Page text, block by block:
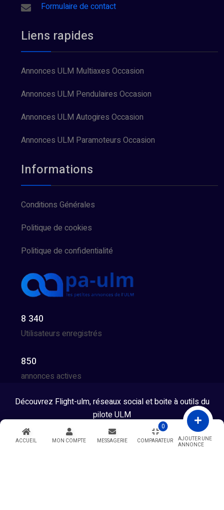
ACCUEIL MON COMPTE MESSAGERIE COMPARATEUR
0
AJOUTER UNE
ANNONCE
Formulaire de contact
Liens rapides
Annonces ULM Multiaxes Occasion
Annonces ULM Pendulaires Occasion
Annonces ULM Autogires Occasion
Annonces ULM Paramoteurs Occasion
Informations
Conditions Générales
Politique de cookies
Politique de confidentialité
8 340
Utilisateurs enregistrés
850
annonces actives
Découvrez Flight-ulm, réseaux social et boite à outils du
pilote ULM
Tous droits réservés © 2026 - Developpé par GG Team